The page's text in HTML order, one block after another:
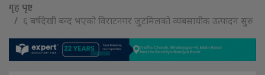
गृह पृष्ट
६ बर्षदेखी बन्द भएको विराटनगर जुटमिलको व्यबसायीक उत्पादन सुरु